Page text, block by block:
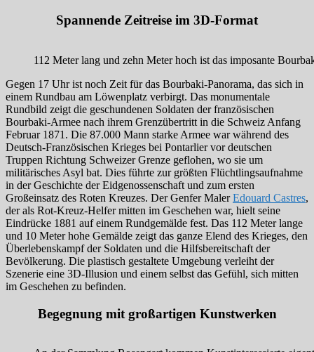
Spannende Zeitreise im 3D-Format
112 Meter lang und zehn Meter hoch ist das imposante
Gegen 17 Uhr ist noch Zeit für das Bourbaki-Panorama, das sich in
einem Rundbau am Löwenplatz verbirgt. Das monumentale
Rundbild zeigt die geschundenen Soldaten der französischen
Bourbaki-Armee nach ihrem Grenzübertritt in die Schweiz Anfang
Februar 1871. Die 87.000 Mann starke Armee war während des
Deutsch-Französischen Krieges bei Pontarlier vor deutschen
Truppen Richtung Schweizer Grenze geflohen, wo sie um
militärisches Asyl bat. Dies führte zur größten Flüchtlingsaufnahme
in der Geschichte der Eidgenossenschaft und zum ersten
Großeinsatz des Roten Kreuzes. Der Genfer MalerEdouard Castres,
der als Rot-Kreuz-Helfer mitten im Geschehen war, hielt seine
Eindrücke 1881 auf einem Rundgemälde fest. Das 112 Meter lange
und 10 Meter hohe Gemälde zeigt das ganze Elend des Krieges, den
Überlebenskampf der Soldaten und die Hilfsbereitschaft der
Bevölkerung. Die plastisch gestaltete Umgebung verleiht der
Szenerie eine 3D-Illusion und einem selbst das Gefühl, sich mitten
im Geschehen zu befinden.
Begegnung mit großartigen Kunstwerken